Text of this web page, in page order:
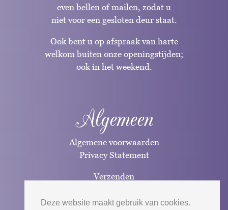
Deze website maakt gebruik van cookies.
even bellen of mailen, zodat u
niet voor een gesloten deur staat.
Ook bent u op afspraak van harte
welkom buiten onze openingstijden;
ook in het weekend.
Algemeen
Algemene voorwaarden
Privacy Statement
Verzenden